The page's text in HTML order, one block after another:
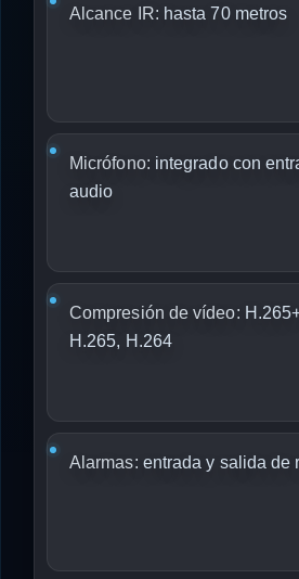
Alcance IR: hasta 70 metros
Micrófono: integrado con
audio
Compresión de vídeo:
H.265, H.264
Alarmas: entrada y salida de